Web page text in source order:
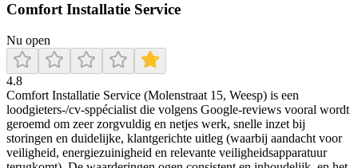
Comfort Installatie Service
Nu open
4.8
Comfort Installatie Service (Molenstraat 15, Weesp) is een
loodgieters-/cv-sppécialist die volgens Google-reviews vooral wordt
geroemd om zeer zorgvuldig en netjes werk, snelle inzet bij
storingen en duidelijke, klantgerichte uitleg (waarbij aandacht voor
veiligheid, energiezuinigheid en relevante veiligheidsapparatuur